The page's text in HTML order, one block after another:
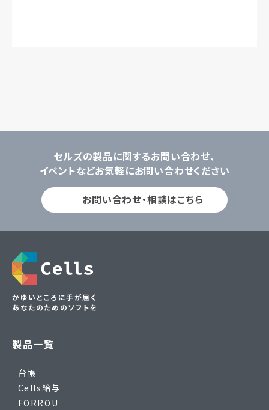
セルズの製品に関するお問い合わせ、
イベントなどお気軽にお問い合わせください
お問い合わせ・相談はこちら
かゆいところに手が届く
あなたのためのソフトを
製品一覧
台帳
Cells給与
FORROU